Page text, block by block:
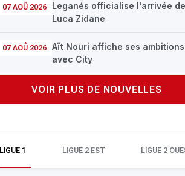
07 AOÛ 2026
Leganés officialise l'arrivée de
Luca Zidane
07 AOÛ 2026
Aït Nouri affiche ses ambitions
avec City
VOIR PLUS DE NOUVELLES
LIGUE 1 LIGUE 2 EST LIGUE 2